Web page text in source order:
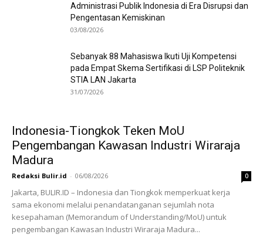
Administrasi Publik Indonesia di Era Disrupsi dan
Pengentasan Kemiskinan
03/08/2026
Sebanyak 88 Mahasiswa Ikuti Uji Kompetensi
pada Empat Skema Sertifikasi di LSP Politeknik
STIA LAN Jakarta
31/07/2026
Indonesia-Tiongkok Teken MoU
Pengembangan Kawasan Industri Wiraraja
Madura
Redaksi Bulir.id - 06/08/2026 0
Jakarta, BULIR.ID – Indonesia dan Tiongkok memperkuat kerja
sama ekonomi melalui penandatanganan sejumlah nota
kesepahaman (Memorandum of Understanding/MoU) untuk
pengembangan Kawasan Industri Wiraraja Madura...